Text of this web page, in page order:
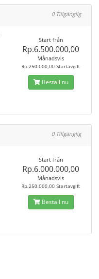
0 Tillgänglig
Start från
Rp.6.500.000,00
Månadsvis
Rp.250.000,00 Startavgift
Beställ nu
0 Tillgänglig
Start från
Rp.6.000.000,00
Månadsvis
Rp.250.000,00 Startavgift
Beställ nu